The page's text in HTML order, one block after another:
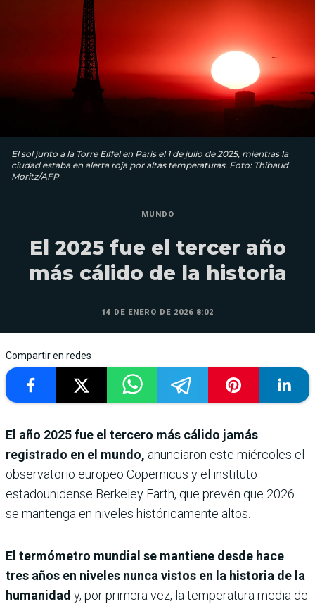
El sol junto a la Torre Eiffel en París el 1 de julio de 2025, mientras la
ciudad estaba en alerta roja por altas temperaturas. Foto: Thibaud
Moritz/AFP
MUNDO
El 2025 fue el tercer año
más cálido de la historia
14 DE ENERO DE 2026 8:02
Compartir en redes
El año 2025 fue el tercero más cálido jamás
registrado en el mundo, anunciaron este miércoles el
observatorio europeo Copernicus y el instituto
estadounidense Berkeley Earth, que prevén que 2026
se mantenga en niveles históricamente altos.
El termómetro mundial se mantiene desde hace
tres años en niveles nunca vistos en la historia de la
humanidad y, por primera vez, la temperatura media de